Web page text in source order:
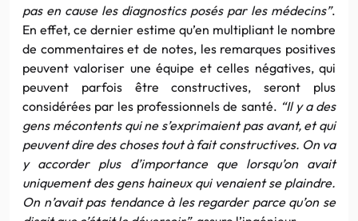
pas en cause les diagnostics posés par les médecins”.
En effet, ce dernier estime qu’en multipliant le nombre
de commentaires et de notes, les remarques positives
peuvent valoriser une équipe et celles négatives, qui
peuvent parfois être constructives, seront plus
considérées par les professionnels de santé. “Il y a des
gens mécontents qui ne s’exprimaient pas avant, et qui
peuvent dire des choses tout à fait constructives. On va
y accorder plus d’importance que lorsqu’on avait
uniquement des gens haineux qui venaient se plaindre.
On n’avait pas tendance à les regarder parce qu’on se